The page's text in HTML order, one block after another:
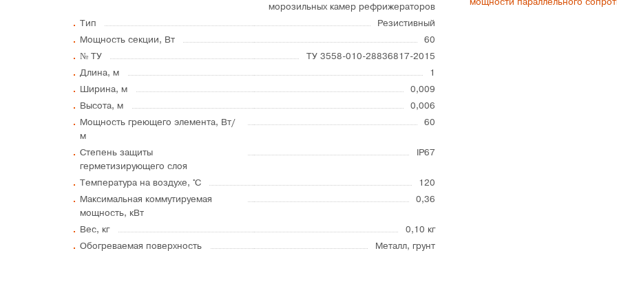
морозильных камер рефрижераторов
Тип
Резистивный
Мощность секции, Вт
60
№ ТУ
ТУ 3558-010-28836817-2015
Длина, м
1
Ширина, м
0,009
Высота, м
0,006
Мощность греющего элемента, Вт/
м
60
Степень защиты
герметизирующего слоя
IP67
Температура на воздухе, °C
120
Максимальная коммутируемая
мощность, кВт
0,36
Вес, кг
0,10 кг
Обогреваемая поверхность
Металл, грунт
мощности параллельного